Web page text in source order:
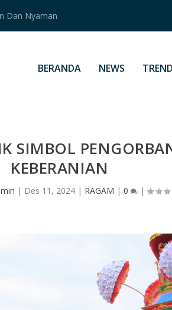
Dan Nyaman
BERANDA NEWS TREND
SIMBOL
KEBERANIAN
| Des 11, 2024| RAGAM | 0 |